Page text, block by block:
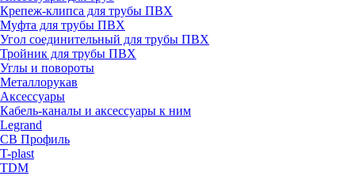
Крепеж-клипса для трубы ПВХ
Муфта для трубы ПВХ
Угол соединительный для трубы ПВХ
Тройник для трубы ПВХ
Углы и повороты
Металлорукав
Аксессуары
Кабель-каналы и аксессуары к ним
Legrand
СВ Профиль
T-plast
TDM